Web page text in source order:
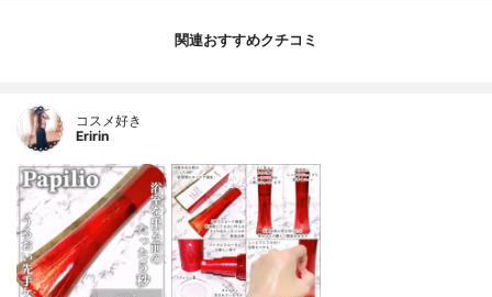
関連おすすめクチコミ
コスメ好き
Eririn